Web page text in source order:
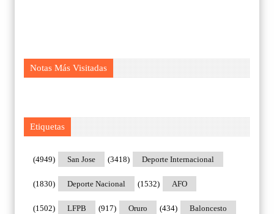
Notas Más Visitadas
Etiquetas
San Jose
(4949) Deporte Internacional
(3418)
Deporte Nacional
(1830) AFO
(1532)
LFPB
(1502) Oruro
(917) Baloncesto
(434)